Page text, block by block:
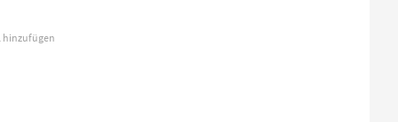
hinzufügen